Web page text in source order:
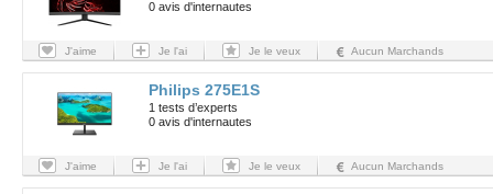
0 avis d'internautes
J'aime Je l'ai Je le veux Aucun Marchands
Philips 275E1S
1 tests d’experts
0 avis d'internautes
J'aime Je l'ai Je le veux Aucun Marchands